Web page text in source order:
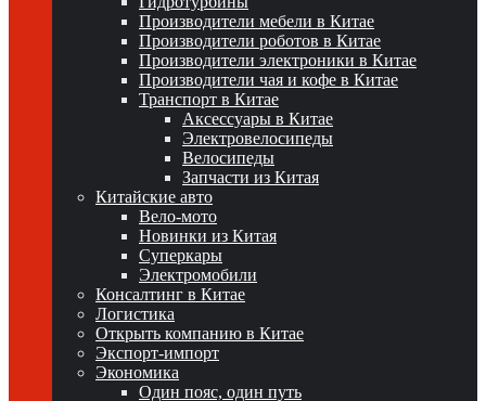
Производители мебели в Китае
Производители роботов в Китае
Производители электроники в Китае
Производители чая и кофе в Китае
Транспорт в Китае
Аксессуары в Китае
Электровелосипеды
Велосипеды
Запчасти из Китая
Китайские авто
Вело-мото
Новинки из Китая
Суперкары
Электромобили
Консалтинг в Китае
Логистика
Открыть компанию в Китае
Экспорт-импорт
Экономика
Один пояс, один путь